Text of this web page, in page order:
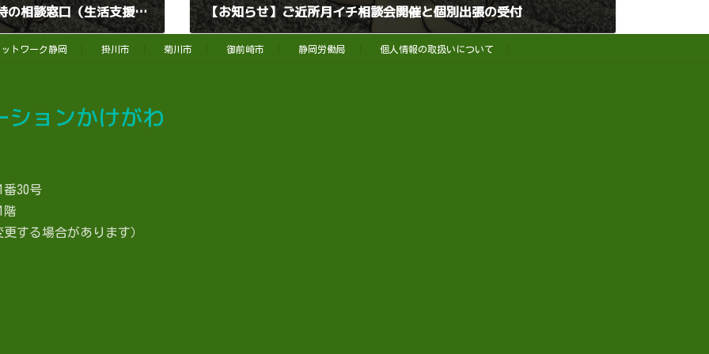
新型コロナウィルス感染症の影響を受けた時の相談窓口（生活支援・携帯電話・水光熱費・事業者向け） 【お知らせ】ご近所月イチ相談会開催と個別出張の受付
2020年6月19日
ットワーク静岡 掛川市 菊川市 御前崎市 静岡労働局 個人情報の取扱いについて
ョンかけがわ
30号
する場合があります）